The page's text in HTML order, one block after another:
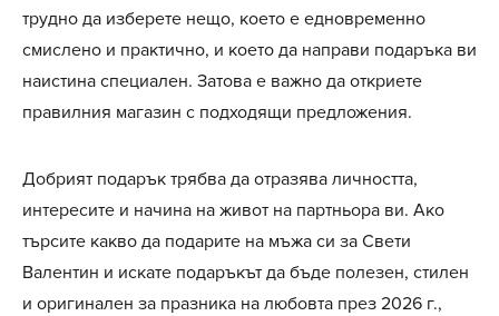
трудно да изберете нещо, което е едновременно
смислено и практично, и което да направи подаръка ви
наистина специален. Затова е важно да откриете
правилния магазин с подходящи предложения.
Добрият подарък трябва да отразява личността,
интересите и начина на живот на партньора ви. Ако
търсите какво да подарите на мъжа си за Свети
Валентин и искате подаръкът да бъде полезен, стилен
и оригинален за празника на любовта през 2026 г.,